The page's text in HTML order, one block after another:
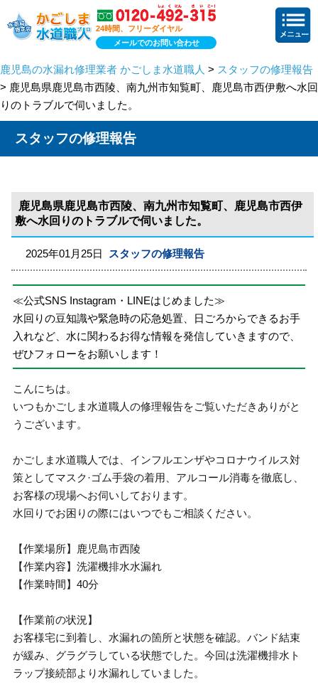
24時間、フリーダイヤル
メールでのお問い合わせ
鹿児島の水漏れ修理業者 かごしま水道職人 > スタッフの修理報告
> 鹿児島県鹿児島市西陵、南九州市知覧町、鹿児島市西伊敷へ水回
りのトラブルで伺いました。
スタッフの修理報告
鹿児島県鹿児島市西陵、南九州市知覧町、鹿児島市西伊
敷へ水回りのトラブルで伺いました。
2025年01月25日 スタッフの修理報告
≪公式SNS Instagram・LINEはじめました≫
水回りの豆知識や緊急時の応急処置、日ごろからできるお手
入れなど、水に関わるお得な情報を発信していきますので、
ぜひフォローをお願いします！
こんにちは。
いつもかごしま水道職人の修理報告をご覧いただきありがと
うございます。
かごしま水道職人では、インフルエンザやコロナウイルス対
策としてマスク·ゴム手袋の着用、アルコール消毒を徹底し、
お客様の現場へお伺いしております。
水回りでお困りの際にはいつでもご相談ください。
【作業場所】鹿児島市西陵
【作業内容】洗濯機排水水漏れ
【作業時間】40分
【作業前の状況】
お客様宅に到着し、水漏れの箇所と状態を確認。バンド結束
が緩み、グラグラしている状態でした。今回は洗濯機排水ト
ラップ接続部より水漏れしていました。